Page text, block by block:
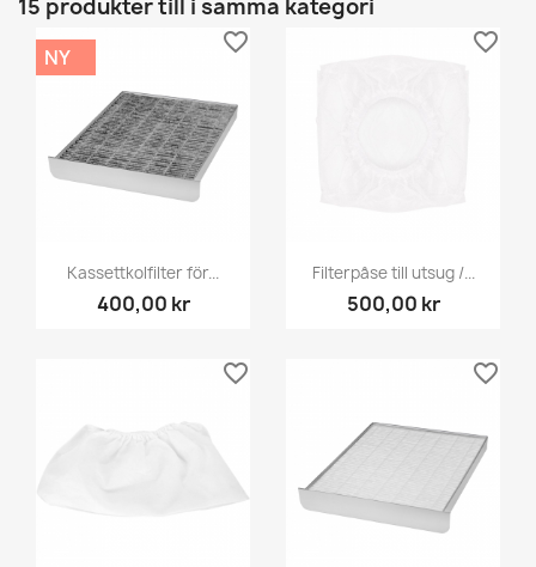
15 produkter till i samma kategori
Kassettkolfilter för...
400,00 kr
NY
favorite_border
Filterpåse till utsug /...
500,00 kr
favorite_border
favorite_border favorite_border